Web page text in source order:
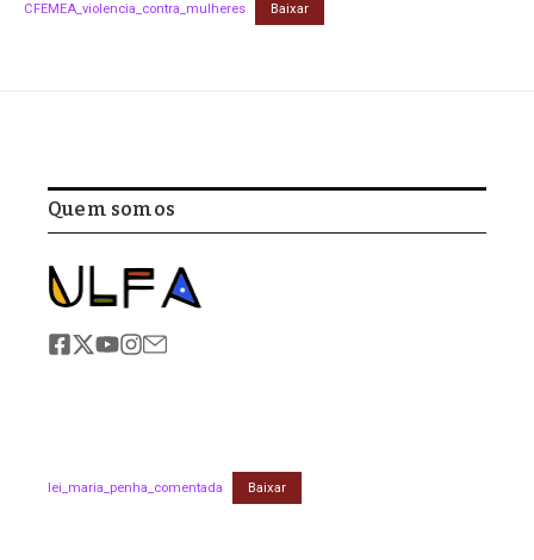
CFEMEA_violencia_contra_mulheres Baixar
Quem somos
lei_maria_penha_comentada Baixar